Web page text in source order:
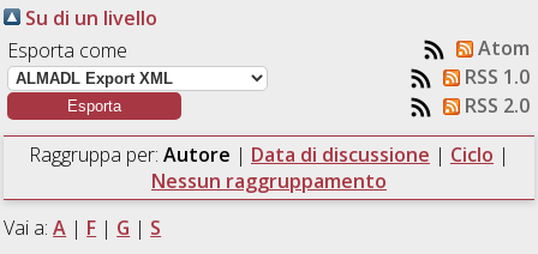
Su di un livello
Esporta come
Atom
RSS 1.0
RSS 2.0
Raggruppa per: Autore | Data di discussione | Ciclo |
Nessun raggruppamento
Vai a:A | F | G | S